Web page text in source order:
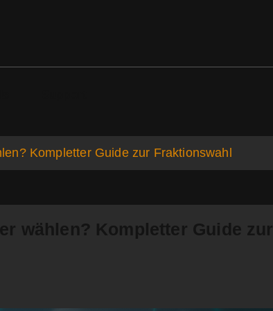
Kompletter Guide zur Fraktionswahl
wählen? Kompletter Guide zur